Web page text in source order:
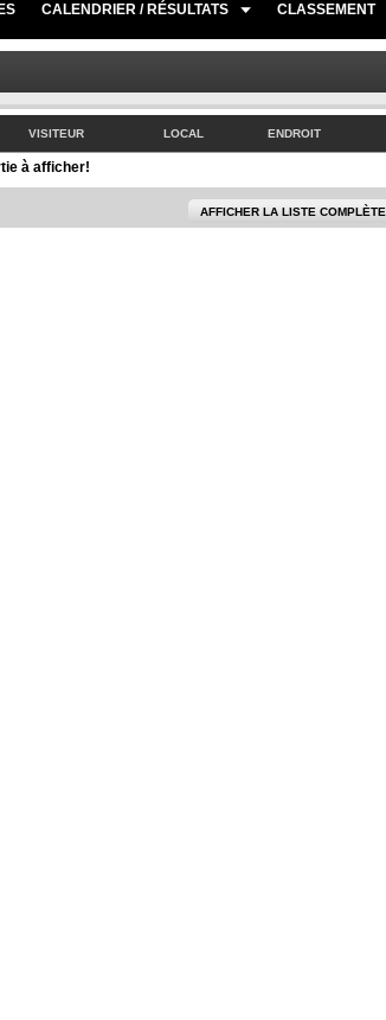
CALENDRIER / RÉSULTATS CLASSEMENT
VISITEUR LOCAL ENDROIT
à afficher!
AFFICHER LA LISTE COMPLÈTE